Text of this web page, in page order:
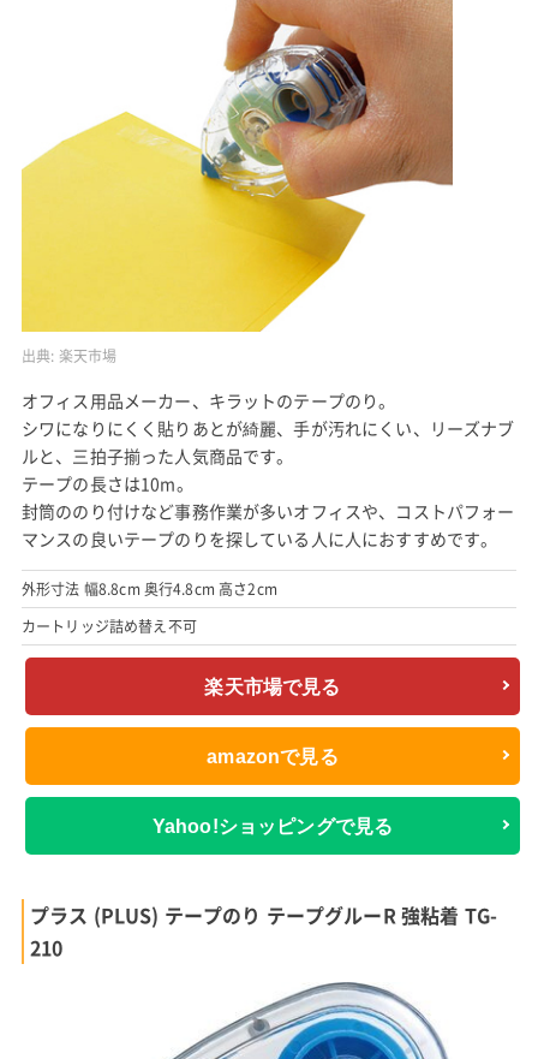
出典: 楽天市場
オフィス用品メーカー、キラットのテープのり。
シワになりにくく貼りあとが綺麗、手が汚れにくい、リーズナブ
ルと、三拍子揃った人気商品です。
テープの長さは10m。
封筒ののり付けなど事務作業が多いオフィスや、コストパフォー
マンスの良いテープのりを探している人に人におすすめです。
外形寸法 幅8.8cm 奥行4.8cm 高さ2cm
カートリッジ詰め替え不可
楽天市場で見る
amazonで見る
Yahoo!ショッピングで見る
プラス (PLUS) テープのり テープグルーR 強粘着 TG-
210